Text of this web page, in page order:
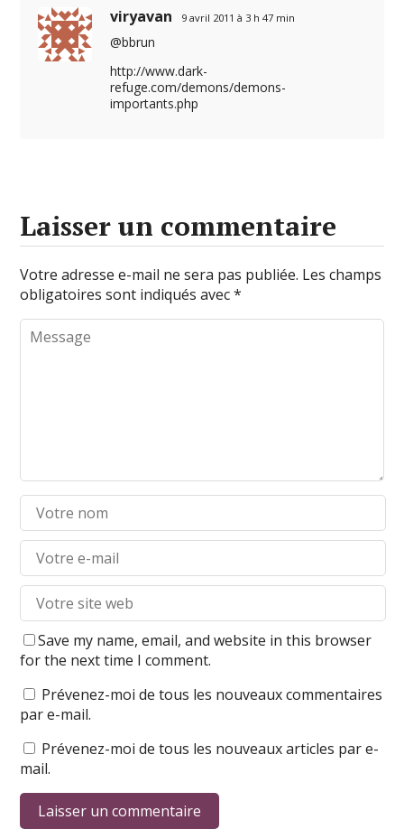
viryavan 9 avril 2011 à 3 h 47 min
@bbrun
http://www.dark-
refuge.com/demons/demons-
importants.php
Laisser un commentaire
Votre adresse e-mail ne sera pas publiée. Les champs
obligatoires sont indiqués avec*
Save my name, email, and website in this browser
for the next time I comment.
Prévenez-moi de tous les nouveaux commentaires
par e-mail.
Prévenez-moi de tous les nouveaux articles par e-
mail.